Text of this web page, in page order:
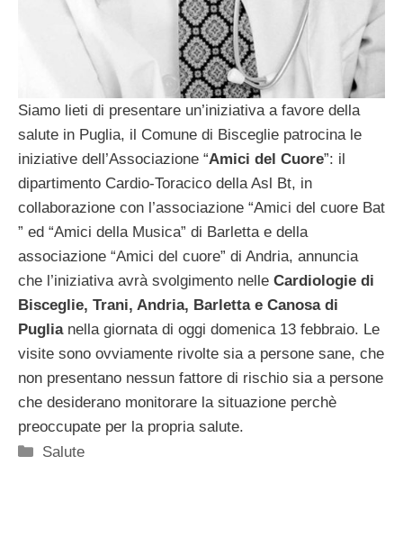
Siamo lieti di presentare un’iniziativa a favore della
salute in Puglia, il Comune di Bisceglie patrocina le
iniziative dell’Associazione “Amici del Cuore”: il
dipartimento Cardio-Toracico della Asl Bt, in
collaborazione con l’associazione “Amici del cuore Bat
” ed “Amici della Musica” di Barletta e della
associazione “Amici del cuore” di Andria, annuncia
che l’iniziativa avrà svolgimento nelle Cardiologie di
Bisceglie, Trani, Andria, Barletta e Canosa di
Puglianella giornata di oggi domenica 13 febbraio. Le
visite sono ovviamente rivolte sia a persone sane, che
non presentano nessun fattore di rischio sia a persone
che desiderano monitorare la situazione perchè
preoccupate per la propria salute.
Categorie
Salute